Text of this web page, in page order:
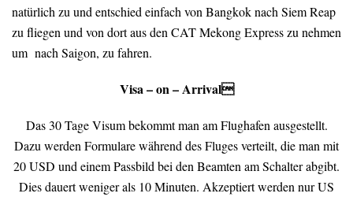
natürlich zu und entschied einfach von Bangkok nach Siem Reap
zu fliegen und von dort aus den CAT Mekong Express zu nehmen
um nach Saigon, zu fahren.
Visa – on – Arrival
Das 30 Tage Visum bekommt man am Flughafen ausgestellt.
Dazu werden Formulare während des Fluges verteilt, die man mit
20 USD und einem Passbild bei den Beamten am Schalter abgibt.
Dies dauert weniger als 10 Minuten. Akzeptiert werden nur US